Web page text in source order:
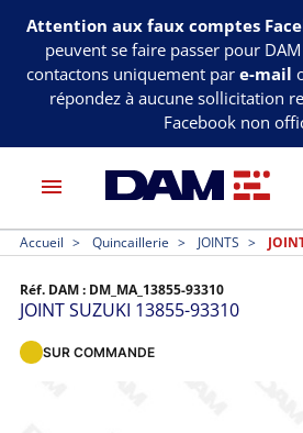
Attention aux faux comptes
peuvent se faire passer pour
contactons uniquement par e-mail
répondez à aucune sollicitation
Facebook non
menu
Accueil Quincaillerie JOINTS
Réf. DAM : DM_MA_13855-93310
JOINT SUZUKI 13855-93310
SUR COMMANDE